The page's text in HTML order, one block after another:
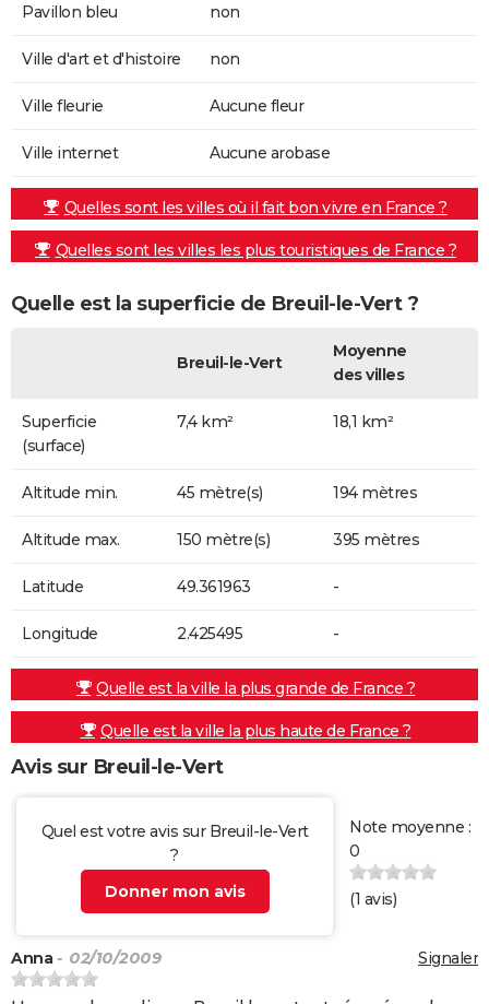
Pavillon bleu non
Ville d'art et d'histoire non
Ville fleurie Aucune fleur
Ville internet Aucune arobase
Quelles sont les villes où il fait bon vivre en France ?
Quelles sont les villes les plus touristiques de France ?
Quelle est la superficie de Breuil-le-Vert ?
Breuil-le-Vert
Moyenne
des villes
Superficie
(surface)
7,4 km² 18,1 km²
Altitude min. 45 mètre(s) 194 mètres
Altitude max. 150 mètre(s) 395 mètres
Latitude 49.361963 -
Longitude 2.425495 -
Quelle est la ville la plus grande de France ?
Quelle est la ville la plus haute de France ?
Avis sur Breuil-le-Vert
Quel est votre avis sur Breuil-le-Vert
?
Donner mon avis
Note moyenne :
0
(1 avis)
Signaler
Anna - 02/10/2009